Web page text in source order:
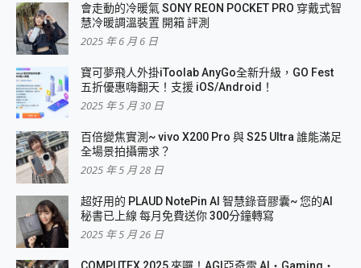
會走動的冷暖氣 SONY REON POCKET PRO 穿戴式智
慧冷暖調溫裝置 開箱 評測
2025 年 6 月 6 日
寶可夢飛人外掛iToolab AnyGo全新升級，GO Fest
五折優惠嗨翻天！支援 iOS/Android！
2025 年 5 月 30 日
百倍變焦實測~ vivo X200 Pro 與 S25 Ultra 誰能滿足
全場景拍攝需求？
2025 年 5 月 28 日
超好用的 PLAUD NotePin AI 智慧錄音膠囊~ 您的AI
秘書已上線 每月免費送你 300分鐘轉寫
2025 年 5 月 26 日
COMPUTEX 2025 來囉！AGI亞奇雷 AI・Gaming・